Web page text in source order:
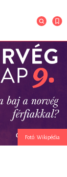
Fotó: Wikipédia